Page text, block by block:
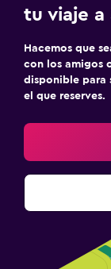
tu viaje a
Hacemos que
con los amigos
disponible para
el que reserves.